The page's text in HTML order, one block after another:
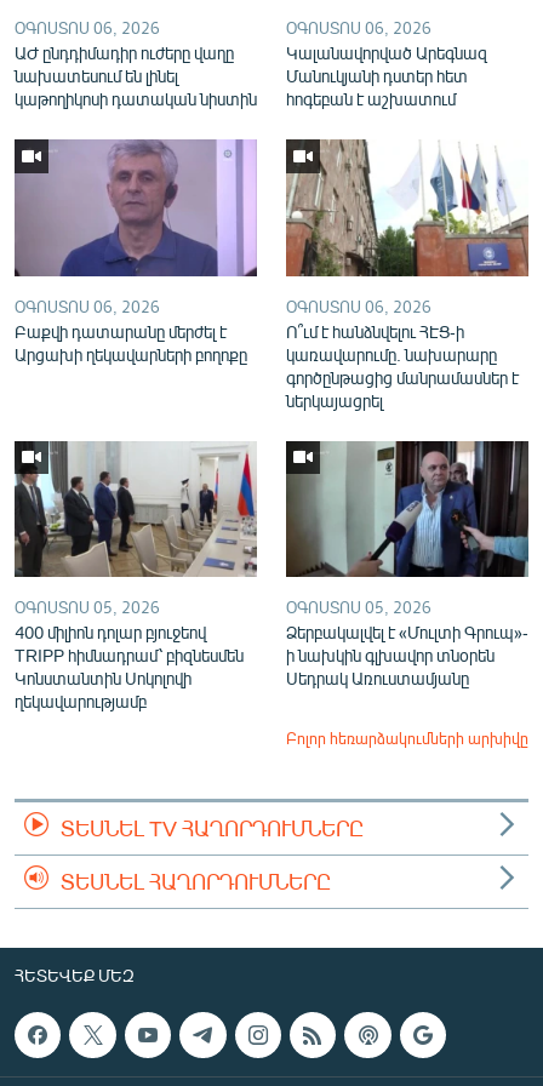
English
Русский
ՕԳՈՍՏՈՍ 06, 2026
ԱԺ ընդդիմադիր ուժերը վաղը
նախատեսում են լինել
կաթողիկոսի դատական նիստին
ՕԳՈՍՏՈՍ 06, 2026
Կալանավորված Արեգնազ
Մանուկյանի դստեր հետ
հոգեբան է աշխատում
ՕԳՈՍՏՈՍ 06, 2026
Բաքվի դատարանը մերժել է
Արցախի ղեկավարների բողոքը
ՕԳՈՍՏՈՍ 06, 2026
Ո՞ւմ է հանձնվելու ՀԷՑ-ի
կառավարումը. նախարարը
գործընթացից մանրամասներ է
ներկայացրել
ՕԳՈՍՏՈՍ 05, 2026
400 միլիոն դոլար բյուջեով
TRIPP հիմնադրամ՝ բիզնեսմեն
Կոնստանտին Սոկոլովի
ղեկավարությամբ
ՕԳՈՍՏՈՍ 05, 2026
Ձերբակալվել է «Մուլտի Գրուպ»-
ի նախկին գլխավոր տնօրեն
Սեդրակ Առուստամյանը
Բոլոր հեռարձակումների արխիվը
ՏԵՍՆԵԼ TV ՀԱՂՈՐԴՈՒՄՆԵՐԸ
ՏԵՍՆԵԼ ՀԱՂՈՐԴՈՒՄՆԵՐԸ
ՀԵՏԵՎԵՔ ՄԵԶ